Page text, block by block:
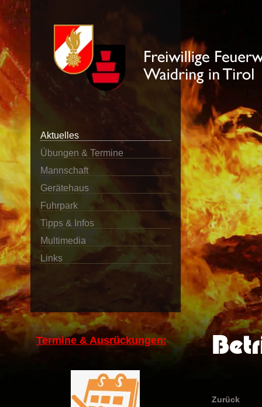
Aktuelles
Übungen & Termine
Mannschaft
Gerätehaus
Fuhrpark
Tipps & Infos
Multimedia
Links
Termine & Ausrückungen:
Zurück